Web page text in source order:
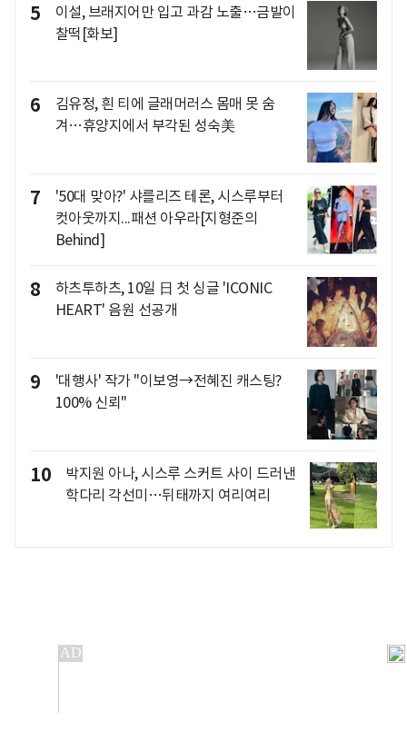
5
이설, 브래지어만 입고 과감 노출…금발이
찰떡[화보]
6
김유정, 흰 티에 글래머러스 몸매 못 숨
겨…휴양지에서 부각된 성숙美
7
'50대 맞아?' 샤를리즈 테론, 시스루부터
컷아웃까지...패션 아우라[지형준의
Behind]
8
하츠투하츠, 10일 日 첫 싱글 'ICONIC
HEART' 음원 선공개
9
'대행사' 작가 "이보영→전혜진 캐스팅?
100% 신뢰"
10
박지원 아나, 시스루 스커트 사이 드러낸
학다리 각선미…뒤태까지 여리여리